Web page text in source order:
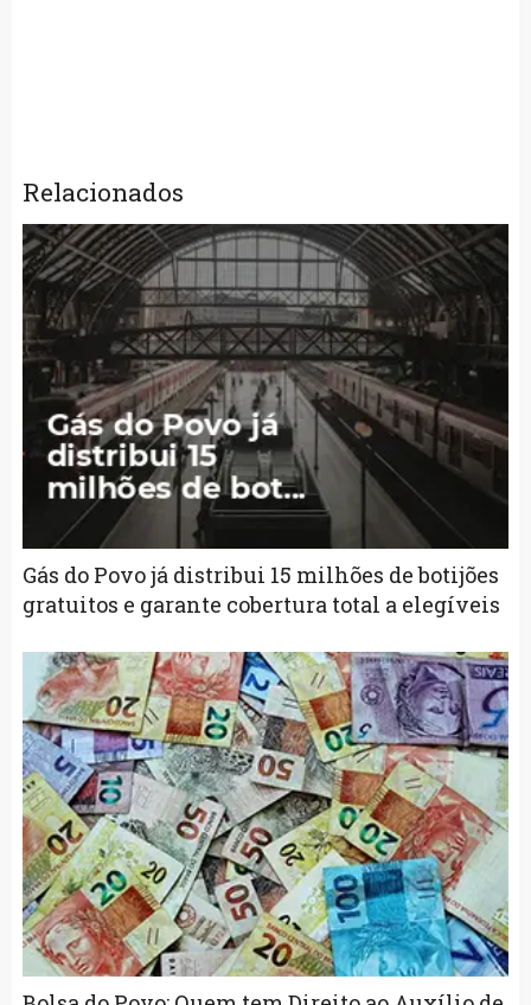
Relacionados
Gás do Povo já distribui 15 milhões de botijões
gratuitos e garante cobertura total a elegíveis